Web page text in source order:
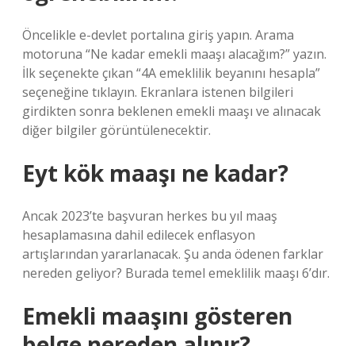
Öncelikle e-devlet portalına giriş yapın. Arama
motoruna “Ne kadar emekli maaşı alacağım?” yazın.
İlk seçenekte çıkan “4A emeklilik beyanını hesapla”
seçeneğine tıklayın. Ekranlara istenen bilgileri
girdikten sonra beklenen emekli maaşı ve alınacak
diğer bilgiler görüntülenecektir.
Eyt kök maaşı ne kadar?
Ancak 2023’te başvuran herkes bu yıl maaş
hesaplamasına dahil edilecek enflasyon
artışlarından yararlanacak. Şu anda ödenen farklar
nereden geliyor? Burada temel emeklilik maaşı 6’dır.
Emekli maaşını gösteren